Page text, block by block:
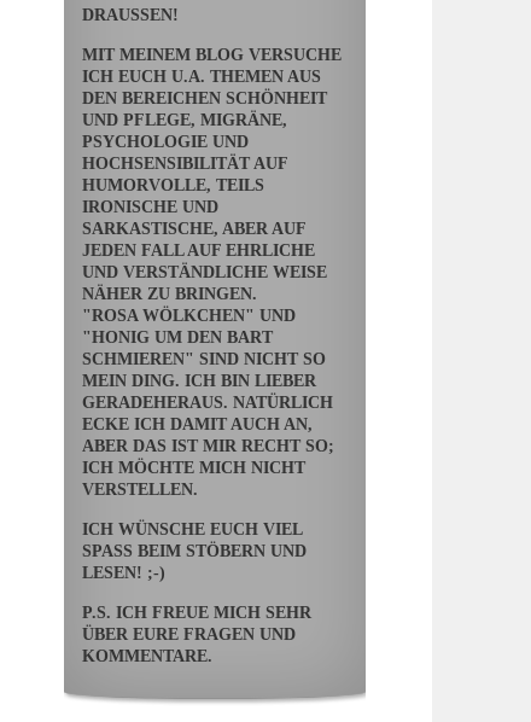
DRAUSSEN!
MIT MEINEM BLOG VERSUCHE
ICH EUCH U.A. THEMEN AUS
DEN BEREICHEN SCHÖNHEIT
UND PFLEGE, MIGRÄNE,
PSYCHOLOGIE UND
HOCHSENSIBILITÄT AUF
HUMORVOLLE, TEILS
IRONISCHE UND
SARKASTISCHE, ABER AUF
JEDEN FALL AUF EHRLICHE
UND VERSTÄNDLICHE WEISE
NÄHER ZU BRINGEN.
"ROSA WÖLKCHEN" UND
"HONIG UM DEN BART
SCHMIEREN" SIND NICHT SO
MEIN DING. ICH BIN LIEBER
GERADEHERAUS. NATÜRLICH
ECKE ICH DAMIT AUCH AN,
ABER DAS IST MIR RECHT SO;
ICH MÖCHTE MICH NICHT
VERSTELLEN.
ICH WÜNSCHE EUCH VIEL
SPASS BEIM STÖBERN UND L
ESEN! ;-)
P.S. ICH FREUE MICH SEHR
ÜBER EURE FRAGEN UND
KOMMENTARE.